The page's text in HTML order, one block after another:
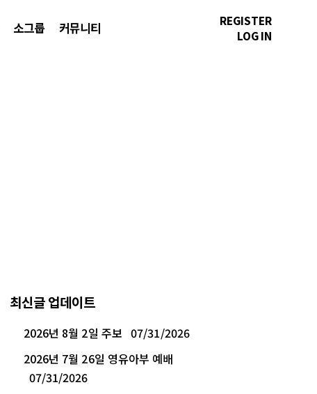
소그룹 커뮤니티
REGISTER
LOG IN
최신글 업데이트
2026년 8월 2일 주보 07/31/2026
2026년 7월 26일 영유아부 예배
07/31/2026